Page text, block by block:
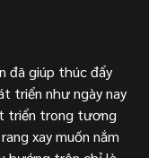
đã giúp thúc đẩy
triển như ngày nay
triển trong tương
xay muốn nắm